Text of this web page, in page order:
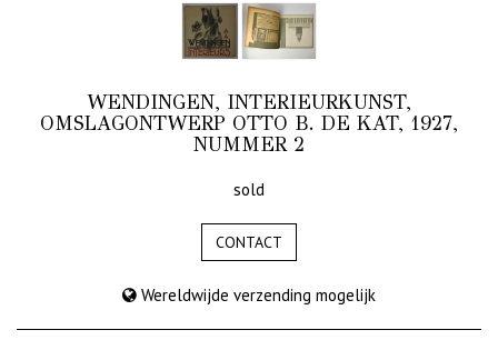
WENDINGEN, INTERIEURKUNST,
OMSLAGONTWERP OTTO B. DE KAT, 1927,
NUMMER 2
sold
CONTACT
Wereldwijde verzending mogelijk